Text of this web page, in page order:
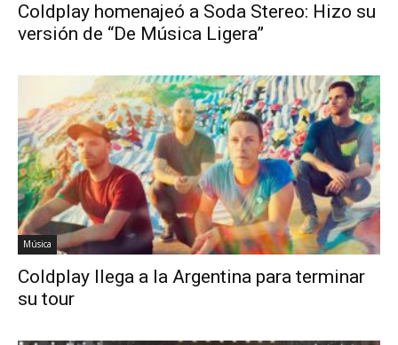
Coldplay homenajeó a Soda Stereo: Hizo su
versión de “De Música Ligera”
Música
Coldplay llega a la Argentina para terminar
su tour